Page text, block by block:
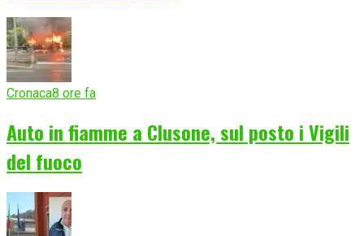
Cronaca8 ore fa
Auto in fiamme a Clusone, sul posto i Vigili
del fuoco